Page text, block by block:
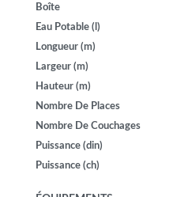
Boîte
Eau Potable (l)
Longueur (m)
Largeur (m)
Hauteur (m)
Nombre De Places
Nombre De Couchages
Puissance (din)
Puissance (ch)